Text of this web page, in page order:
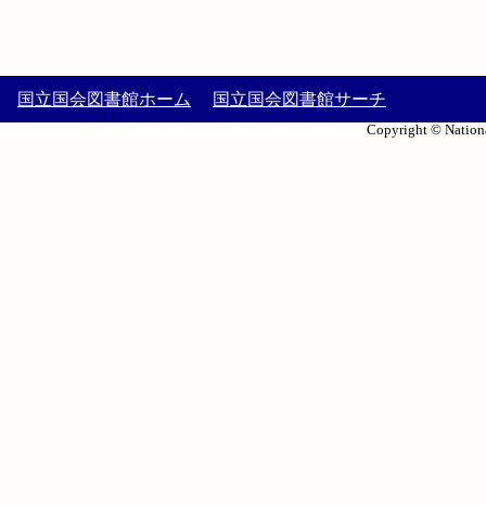
国立国会図書館ホーム 国立国会図書館サーチ
Copyright ©